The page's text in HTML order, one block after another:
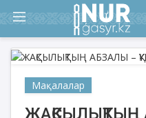
Мақалалар
ЖАҚСЫЛЫҚТЫҢ